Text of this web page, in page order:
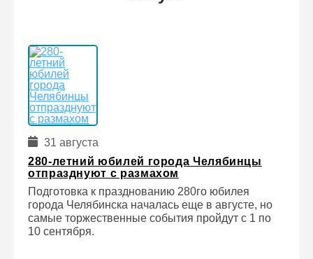
31 августа
280-летний юбилей города Челябинцы
отпразднуют с размахом
Подготовка к празднованию 280го юбилея
города Челябинска началась еще в августе, но
самые торжественные события пройдут с 1 по
10 сентября.